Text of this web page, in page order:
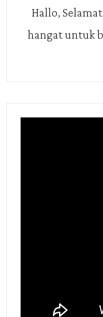
Hallo,
hangat untuk